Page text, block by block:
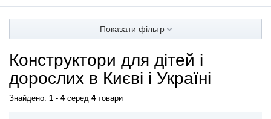
Показати фільтр
Конструктори для дітей і
дорослих в Києві і Україні
Знайдено: 1 - 4серед 4товари